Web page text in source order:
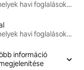
Szálláshelyek havi foglalásokhoz
Szálláshelyek havi foglalásokhoz
információ